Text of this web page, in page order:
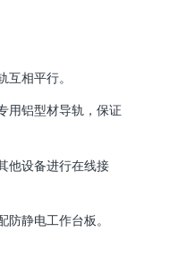
相平行。
用铝型材导轨，保证
他设备进行在线接
静电工作台板。